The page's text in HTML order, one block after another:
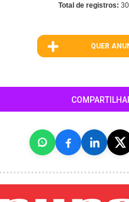
Total de registros:
QUER